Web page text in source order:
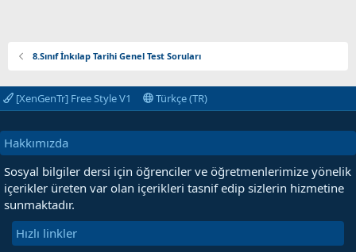
8.Sınıf İnkılap Tarihi Genel Test Soruları
[XenGenTr] Free Style V1 Türkçe (TR)
Hakkımızda
Sosyal bilgiler dersi için öğrenciler ve öğretmenlerimize yönelik
içerikler üreten var olan içerikleri tasnif edip sizlerin hizmetine
sunmaktadır.
Hızlı linkler